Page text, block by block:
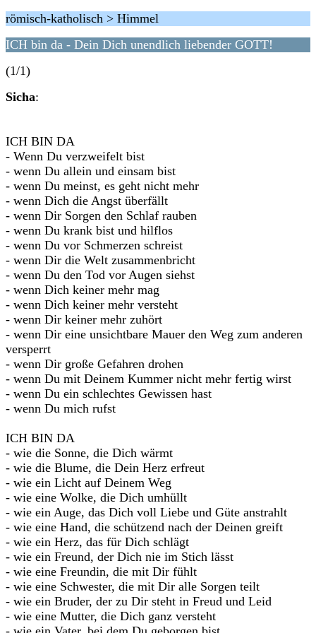
römisch-katholisch > Himmel
ICH bin da - Dein Dich unendlich liebender GOTT!
(1/1)
Sicha:
ICH BIN DA
- Wenn Du verzweifelt bist
- wenn Du allein und einsam bist
- wenn Du meinst, es geht nicht mehr
- wenn Dich die Angst überfällt
- wenn Dir Sorgen den Schlaf rauben
- wenn Du krank bist und hilflos
- wenn Du vor Schmerzen schreist
- wenn Dir die Welt zusammenbricht
- wenn Du den Tod vor Augen siehst
- wenn Dich keiner mehr mag
- wenn Dich keiner mehr versteht
- wenn Dir keiner mehr zuhört
- wenn Dir eine unsichtbare Mauer den Weg zum anderen
versperrt
- wenn Dir große Gefahren drohen
- wenn Du mit Deinem Kummer nicht mehr fertig wirst
- wenn Du ein schlechtes Gewissen hast
- wenn Du mich rufst
ICH BIN DA
- wie die Sonne, die Dich wärmt
- wie die Blume, die Dein Herz erfreut
- wie ein Licht auf Deinem Weg
- wie eine Wolke, die Dich umhüllt
- wie ein Auge, das Dich voll Liebe und Güte anstrahlt
- wie eine Hand, die schützend nach der Deinen greift
- wie ein Herz, das für Dich schlägt
- wie ein Freund, der Dich nie im Stich lässt
- wie eine Freundin, die mit Dir fühlt
- wie eine Schwester, die mit Dir alle Sorgen teilt
- wie ein Bruder, der zu Dir steht in Freud und Leid
- wie eine Mutter, die Dich ganz versteht